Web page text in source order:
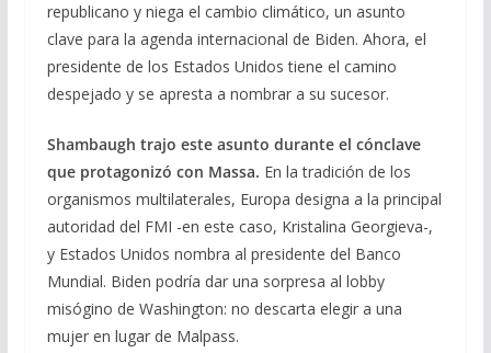
republicano y niega el cambio climático, un asunto
clave para la agenda internacional de Biden. Ahora, el
presidente de los Estados Unidos tiene el camino
despejado y se apresta a nombrar a su sucesor.
Shambaugh trajo este asunto durante el cónclave
que protagonizó con Massa. En la tradición de los
organismos multilaterales, Europa designa a la principal
autoridad del FMI -en este caso, Kristalina Georgieva-,
y Estados Unidos nombra al presidente del Banco
Mundial. Biden podría dar una sorpresa al lobby
misógino de Washington: no descarta elegir a una
mujer en lugar de Malpass.